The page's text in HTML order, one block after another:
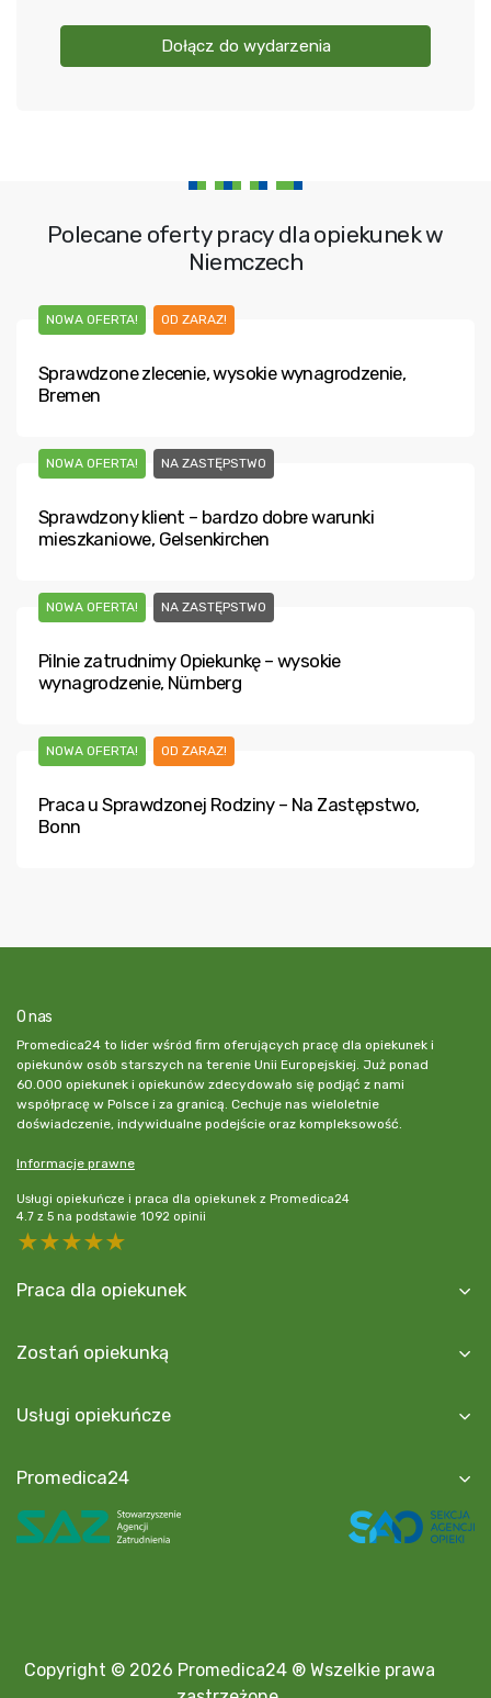
Dołącz do wydarzenia
Polecane oferty pracy dla opiekunek w
Niemczech
NOWA OFERTA! OD ZARAZ!
Sprawdzone zlecenie, wysokie wynagrodzenie,
Bremen
NOWA OFERTA! NA ZASTĘPSTWO
Sprawdzony klient – bardzo dobre warunki
mieszkaniowe, Gelsenkirchen
NOWA OFERTA! NA ZASTĘPSTWO
Pilnie zatrudnimy Opiekunkę – wysokie
wynagrodzenie, Nürnberg
NOWA OFERTA! OD ZARAZ!
Praca u Sprawdzonej Rodziny – Na Zastępstwo,
Bonn
O nas
Promedica24 to lider wśród firm oferujących pracę dla opiekunek i
opiekunów osób starszych na terenie Unii Europejskiej. Już ponad
60.000 opiekunek i opiekunów zdecydowało się podjąć z nami
współpracę w Polsce i za granicą. Cechuje nas wieloletnie
doświadczenie, indywidualne podejście oraz kompleksowość.
Informacje prawne
Usługi opiekuńcze i praca dla opiekunek z Promedica24
4.7 z 5 na podstawie 1092 opinii
5 stars
4 stars
3 stars
2 stars
Praca dla opiekunek
Zostań opiekunką
Usługi opiekuńcze
Promedica24
Copyright © 2026 Promedica24 ® Wszelkie prawa